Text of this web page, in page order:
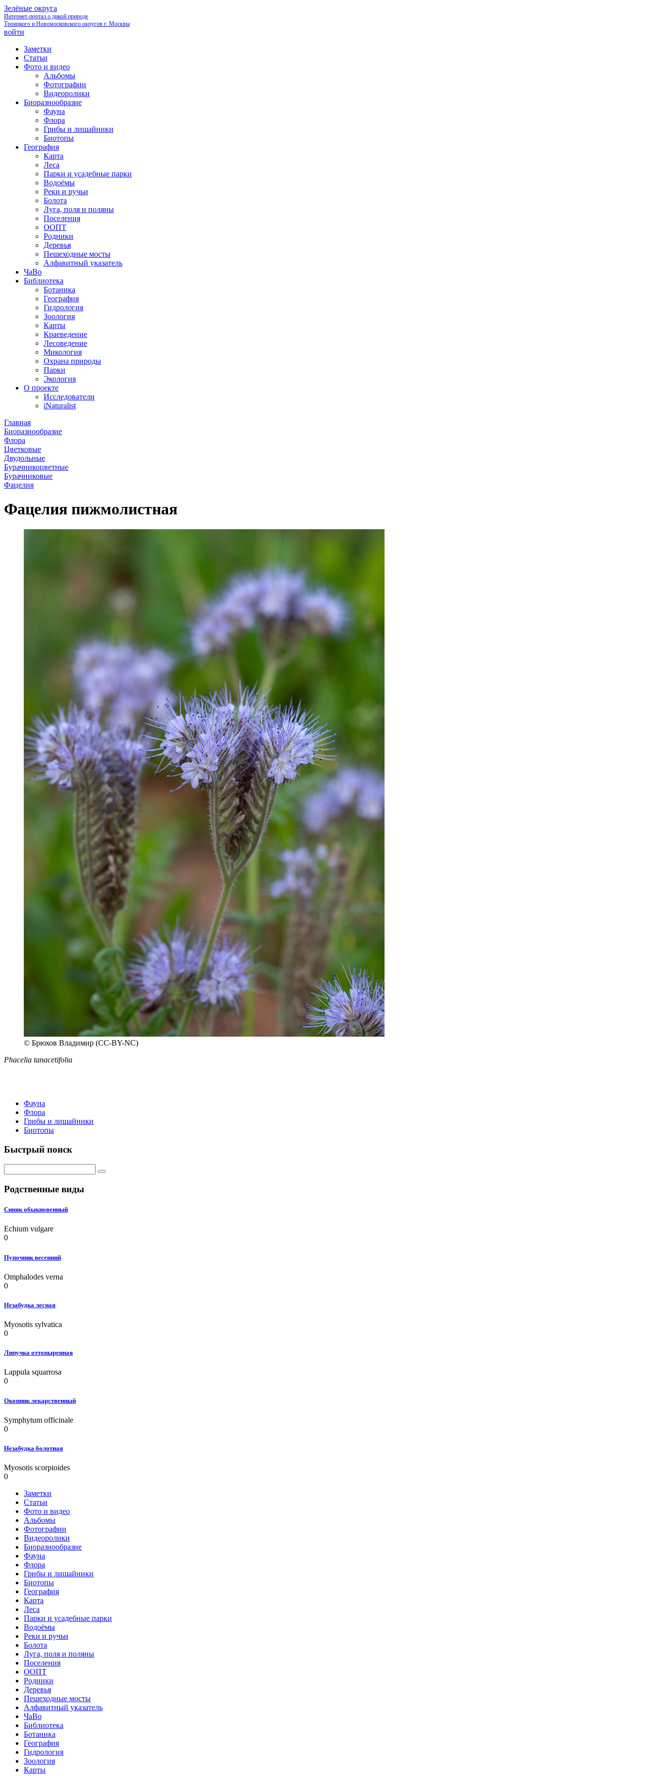
Зелёные округа
Интернет-портал о дикой природе
Троицкого и Новомосковского округов г. Москвы
войти
Заметки
Статьи
Фото и видео
Альбомы
Фотографии
Видеоролики
Биоразнообразие
Фауна
Флора
Грибы и лишайники
Биотопы
География
Карта
Леса
Парки и усадебные парки
Водоёмы
Реки и ручьи
Болота
Луга, поля и поляны
Поселения
ООПТ
Родники
Деревья
Пешеходные мосты
Алфавитный указатель
ЧаВо
Библиотека
Ботаника
География
Гидрология
Зоология
Карты
Краеведение
Лесоведение
Микология
Охрана природы
Парки
Экология
О проекте
Исследователи
iNaturalist
Главная
Биоразнообразие
Флора
Цветковые
Двудольные
Бурачникоцветные
Бурачниковые
Фацелия
Фацелия пижмолистная
© Брюхов Владимир (CC-BY-NC)
Phacelia tanacetifolia
Фауна
Флора
Грибы и лишайники
Биотопы
Быстрый поиск
Родственные виды
Синяк обыкновенный
Echium vulgare
0
Пупочник весенний
Omphalodes verna
0
Незабудка лесная
Myosotis sylvatica
0
Липучка оттопыренная
Lappula squarrosa
0
Окопник лекарственный
Symphytum officinale
0
Незабудка болотная
Myosotis scorpioides
0
Заметки
Статьи
Фото и видео
Альбомы
Фотографии
Видеоролики
Биоразнообразие
Фауна
Флора
Грибы и лишайники
Биотопы
География
Карта
Леса
Парки и усадебные парки
Водоёмы
Реки и ручьи
Болота
Луга, поля и поляны
Поселения
ООПТ
Родники
Деревья
Пешеходные мосты
Алфавитный указатель
ЧаВо
Библиотека
Ботаника
География
Гидрология
Зоология
Карты